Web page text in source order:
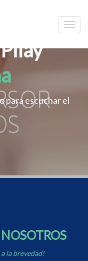
para escuchar el
NOSOTROS
la brevedad!